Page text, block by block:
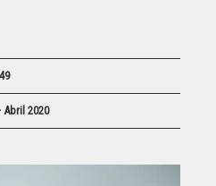
Abril 2020